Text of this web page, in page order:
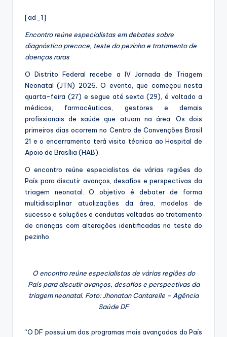
[ad_1]
Encontro reúne especialistas em debates sobre
diagnóstico precoce, teste do pezinho e tratamento de
doenças raras
O Distrito Federal recebe a IV Jornada de Triagem
Neonatal (JTN) 2026. O evento, que começou nesta
quarta-feira (27) e segue até sexta (29), é voltado a
médicos, farmacêuticos, gestores e demais
profissionais de saúde que atuam na área. Os dois
primeiros dias ocorrem no Centro de Convenções Brasil
21 e o encerramento terá visita técnica ao Hospital de
Apoio de Brasília (HAB).
O encontro reúne especialistas de várias regiões do
País para discutir avanços, desafios e perspectivas da
triagem neonatal. O objetivo é debater de forma
multidisciplinar atualizações da área, modelos de
sucesso e soluções e condutas voltadas ao tratamento
de crianças com alterações identificadas no teste do
pezinho.
O encontro reúne especialistas de várias regiões do
País para discutir avanços, desafios e perspectivas da
triagem neonatal. Foto: Jhonatan Cantarelle – Agência
Saúde DF
“O DF possui um dos programas mais avançados do País